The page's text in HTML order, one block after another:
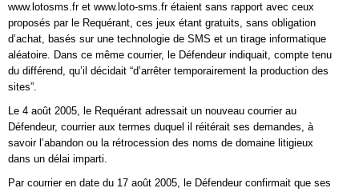
www.lotosms.fr et www.loto-sms.fr étaient sans rapport avec ceux
proposés par le Requérant, ces jeux étant gratuits, sans obligation
d’achat, basés sur une technologie de SMS et un tirage informatique
aléatoire. Dans ce même courrier, le Défendeur indiquait, compte tenu
du différend, qu’il décidait “d’arrêter temporairement la production des
sites”.
Le 4 août 2005, le Requérant adressait un nouveau courrier au
Défendeur, courrier aux termes duquel il réitérait ses demandes, à
savoir l’abandon ou la rétrocession des noms de domaine litigieux
dans un délai imparti.
Par courrier en date du 17 août 2005, le Défendeur confirmait que ses